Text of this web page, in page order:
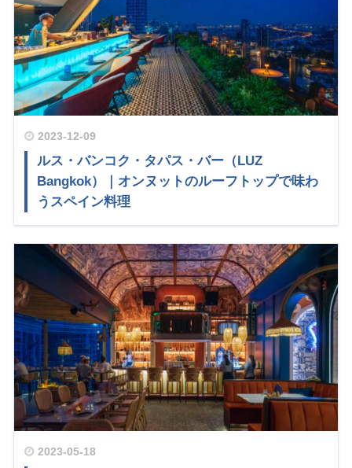
2023-12-09
ルス・バンコク・タパス・バー（LUZ
Bangkok）｜オンヌットのルーフトップで味わ
うスペイン料理
2023-05-18